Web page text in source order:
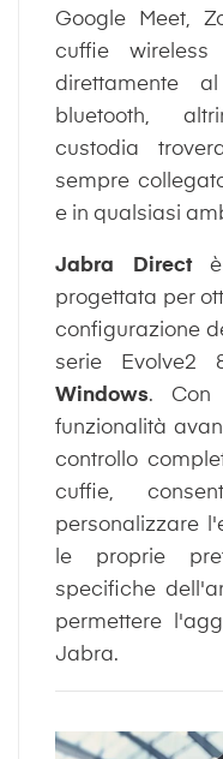
Google Meet,
cuffie
direttamente
bluetooth,
custodia
sempre
e in qualsiasi
Jabra Directè
progettata per
configurazione
serie Evolve2
Windows. Con
funzionalità
controllo
cuffie,
personalizzare
le proprie
specifiche
permettere
Jabra.